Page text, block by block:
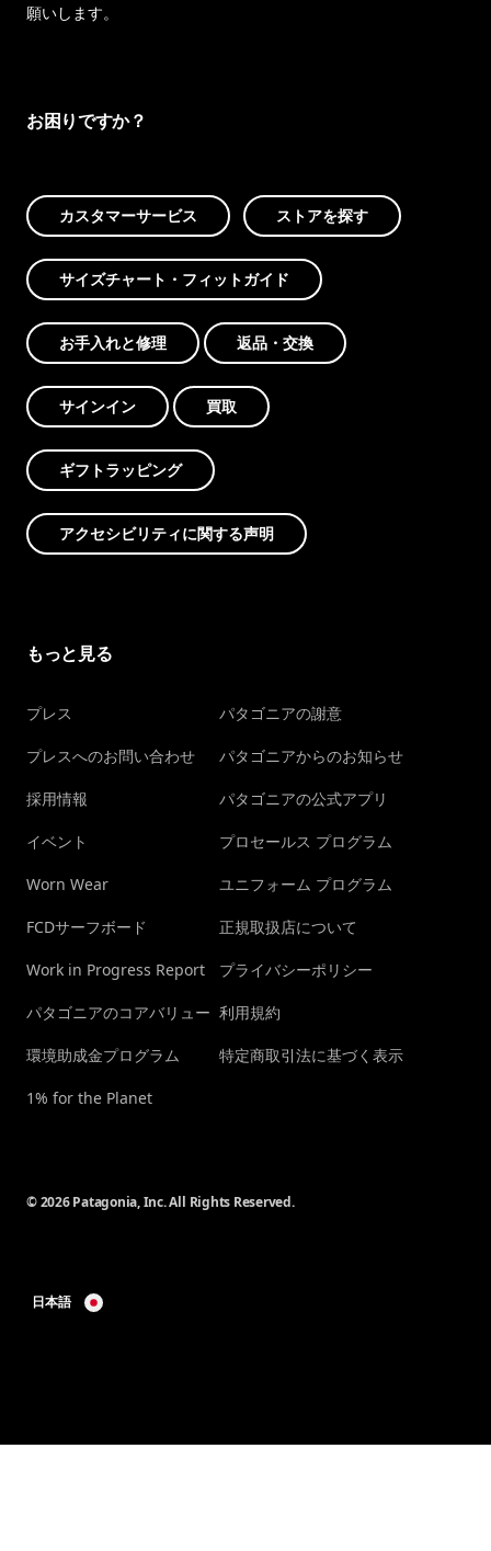
願いします。
お困りですか？
カスタマーサービス ストアを探す
サイズチャート・フィットガイド
お手入れと修理 返品・交換
サインイン 買取
ギフトラッピング
アクセシビリティに関する声明
もっと見る
プレス
プレスへのお問い合わせ
採用情報
イベント
Worn Wear
FCDサーフボード
Work in Progress Report
パタゴニアのコアバリュー
環境助成金プログラム
1% for the Planet
パタゴニアの謝意
パタゴニアからのお知らせ
パタゴニアの公式アプリ
プロセールス プログラム
ユニフォーム プログラム
正規取扱店について
プライバシーポリシー
利用規約
特定商取引法に基づく表示
© 2026 Patagonia, Inc. All Rights Reserved.
日本語